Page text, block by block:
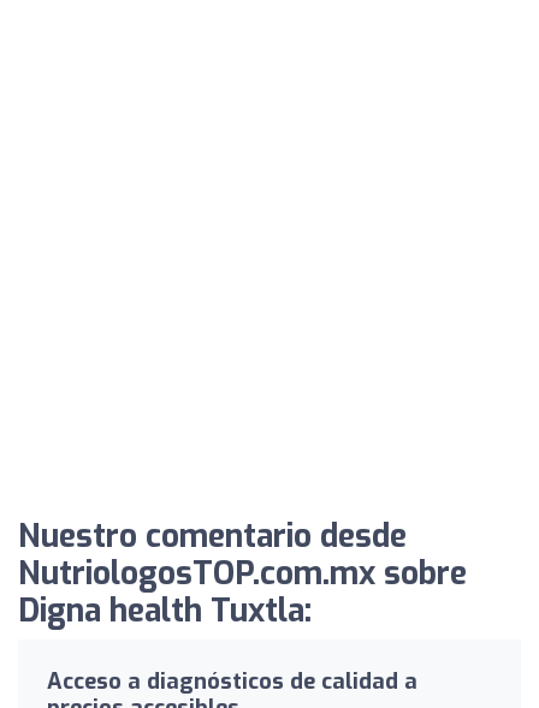
Nuestro comentario desde
NutriologosTOP.com.mx sobre
Digna health Tuxtla:
Acceso a diagnósticos de calidad a